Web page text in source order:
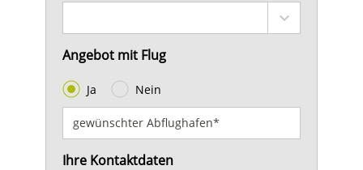
Angebot mit Flug
Ja Nein
Ihre Kontaktdaten